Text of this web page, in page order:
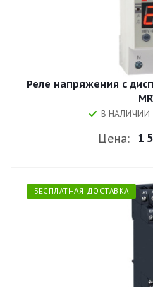
Реле напряжения с
В НАЛИЧИИ
Цена: 1
БЕСПЛАТНАЯ ДОСТАВКА